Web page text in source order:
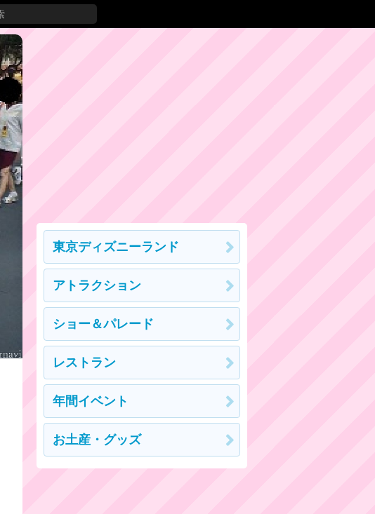
東京ディズニーランド
アトラクション
ショー＆パレード
レストラン
年間イベント
お土産・グッズ